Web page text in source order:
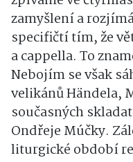
zamyšlení a
specifičtí tím, že
a cappella. To
Nebojím se však
velikánů Händela,
současných
Ondřeje Múčky.
liturgické období